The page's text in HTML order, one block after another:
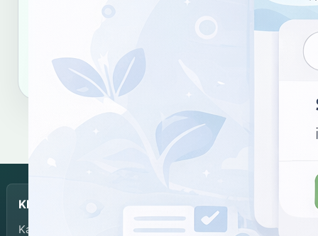
hasil kata "uwuk".
KBJI
Kamus Bahasa Jawa-Indonesia dikembangkan dan